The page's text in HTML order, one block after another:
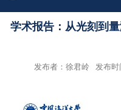
学术报告：从光刻到
发布者：徐君岭 发布时